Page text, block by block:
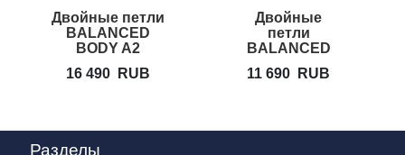
Двойные петли
BALANCED
BODY A2
16 490
RUB
Двойные
петли
BALANCED
SoftfTouch
11 690 RUB
Разделы